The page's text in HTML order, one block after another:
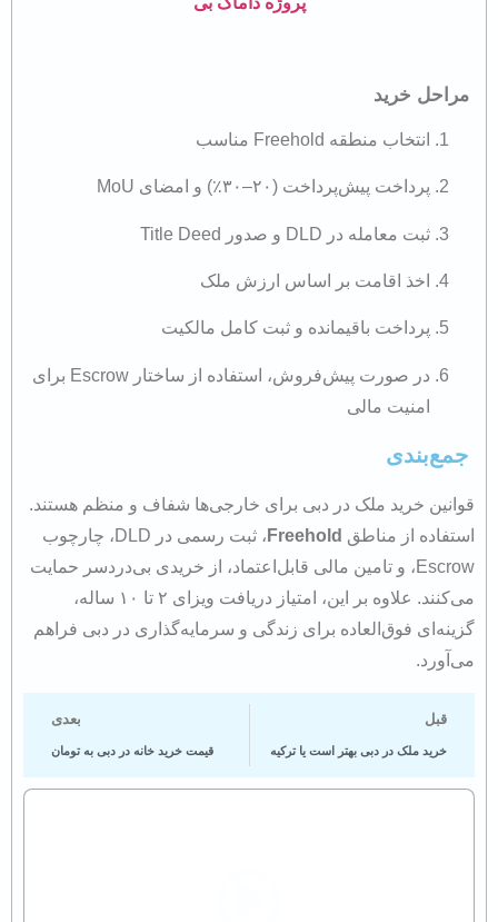
مراحل خرید
انتخاب منطقه Freehold مناسب
پرداخت پیش‌پرداخت (۲۰–۳۰٪) و امضای MoU
ثبت معامله در DLD و صدور Title Deed
اخذ اقامت بر اساس ارزش ملک
پرداخت باقیمانده و ثبت کامل مالکیت
در صورت پیش‌فروش، استفاده از ساختار Escrow برای
امنیت مالی
جمع‌بندی
قوانین خرید ملک در دبی برای خارجی‌ها شفاف و منظم هستند.
استفاده از مناطق Freehold
، ثبت رسمی در DLD، چارچوب
Escrow، و تامین مالی قابل‌اعتماد، از خریدی بی‌دردسر حمایت
می‌کنند. علاوه بر این، امتیاز دریافت ویزای ۲ تا ۱۰ ساله،
گزینه‌ای فوق‌العاده برای زندگی و سرمایه‌گذاری در دبی فراهم
می‌آورد.
قبل
خرید ملک در دبی بهتر است یا ترکیه
بعدی
قیمت خرید خانه در دبی به تومان